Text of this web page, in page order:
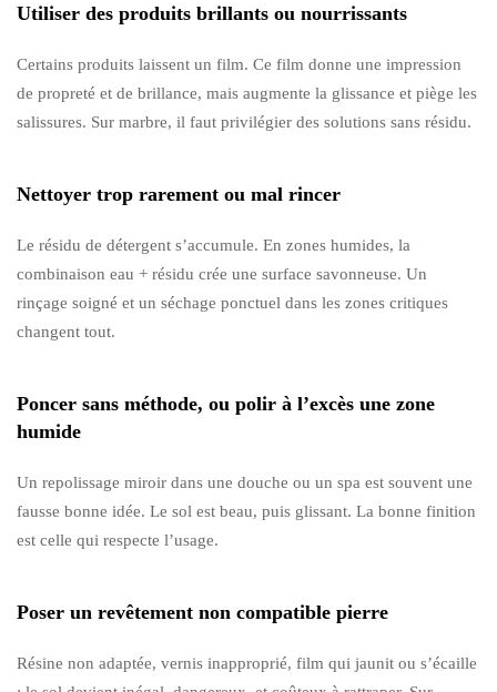
Utiliser des produits brillants ou nourrissants
Certains produits laissent un film. Ce film donne une impression
de propreté et de brillance, mais augmente la glissance et piège les
salissures. Sur marbre, il faut privilégier des solutions sans résidu.
Nettoyer trop rarement ou mal rincer
Le résidu de détergent s’accumule. En zones humides, la
combinaison eau + résidu crée une surface savonneuse. Un
rinçage soigné et un séchage ponctuel dans les zones critiques
changent tout.
Poncer sans méthode, ou polir à l’excès une zone
humide
Un repolissage miroir dans une douche ou un spa est souvent une
fausse bonne idée. Le sol est beau, puis glissant. La bonne finition
est celle qui respecte l’usage.
Poser un revêtement non compatible pierre
Résine non adaptée, vernis inapproprié, film qui jaunit ou s’écaille